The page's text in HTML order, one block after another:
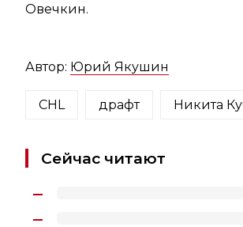
Овечкин.
Автор: Юрий Якушин
CHL драфт Никита
Сейчас читают